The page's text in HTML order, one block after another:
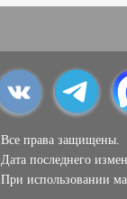
Все права защищены.
Дата последнего
При использовании